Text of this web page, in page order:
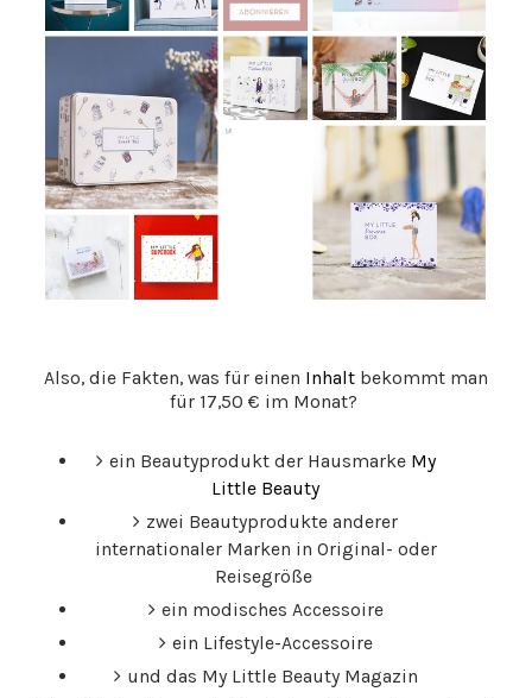
Also, die Fakten, was für einen Inhaltbekommt man
für 17,50 € im Monat?
ein Beautyprodukt der Hausmarke My
Little Beauty
zwei Beautyprodukte anderer
internationaler Marken in Original- oder
Reisegröße
ein modisches Accessoire
ein Lifestyle-Accessoire
und das My Little Beauty Magazin